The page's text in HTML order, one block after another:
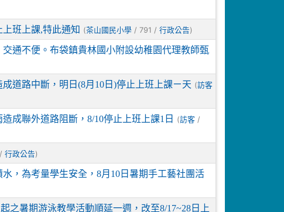
班上課,特此通知 (茶山國民小學 / 791 / 行政公告)
通不便。布袋鎮貴林國小附設幼稚園代理教師甄
道路中斷，明日(8月10日)停止上班上課ㄧ天 (訪客
成聯外道路阻斷，8/10停止上班上課1日 (訪客 /
/行政公告)
，為考量學生安全，8月10日暑期手工藝社團活
之暑期游泳教學活動順延一週，改至8/17~28日上